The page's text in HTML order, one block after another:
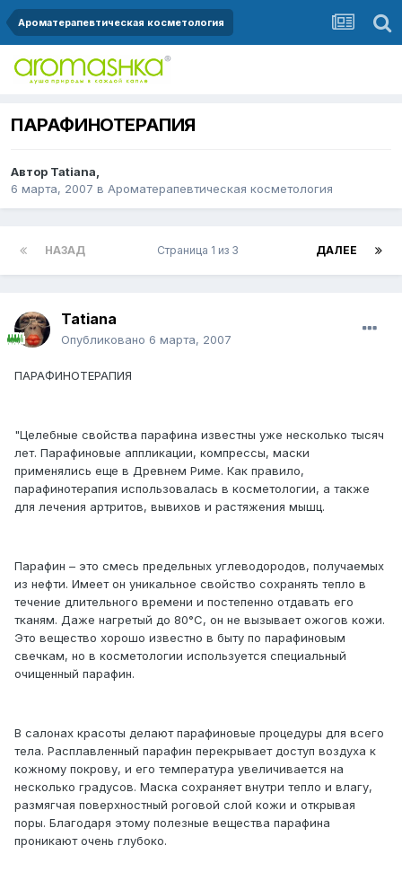
Ароматерапевтическая косметология
ПАРАФИНОТЕРАПИЯ
Автор Tatiana,
6 марта, 2007 в Ароматерапевтическая косметология
НАЗАД ДАЛЕЕ
Страница 1 из 3
Tatiana
Опубликовано 6 марта, 2007
ПАРАФИНОТЕРАПИЯ
"Целебные свойства парафина известны уже несколько тысяч
лет. Парафиновые аппликации, компрессы, маски
применялись еще в Древнем Риме. Как правило,
парафинотерапия использовалась в косметологии, а также
для лечения артритов, вывихов и растяжения мышц.
Парафин – это смесь предельных углеводородов, получаемых
из нефти. Имеет он уникальное свойство сохранять тепло в
течение длительного времени и постепенно отдавать его
тканям. Даже нагретый до 80°С, он не вызывает ожогов кожи.
Это вещество хорошо известно в быту по парафиновым
свечкам, но в косметологии используется специальный
очищенный парафин.
В салонах красоты делают парафиновые процедуры для всего
тела. Расплавленный парафин перекрывает доступ воздуха к
кожному покрову, и его температура увеличивается на
несколько градусов. Маска сохраняет внутри тепло и влагу,
размягчая поверхностный роговой слой кожи и открывая
поры. Благодаря этому полезные вещества парафина
проникают очень глубоко.